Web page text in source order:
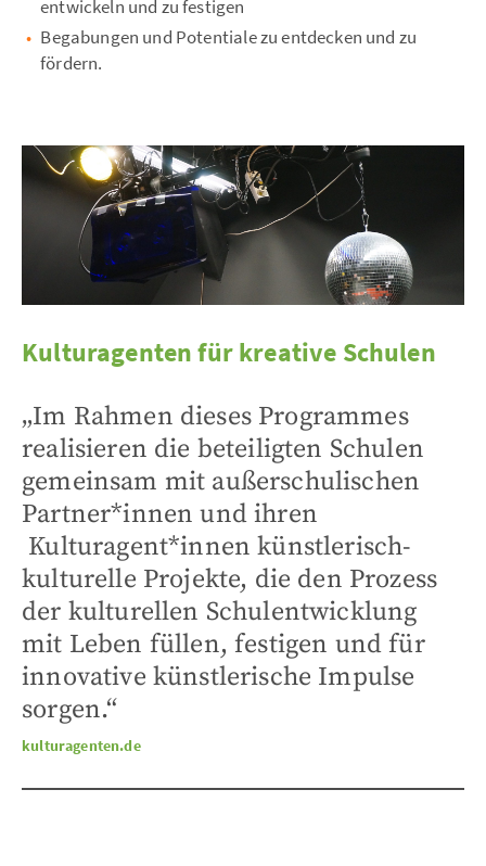
entwickeln und zu festigen
Begabungen und Potentiale zu entdecken und zu
fördern.
Kulturagenten für kreative Schulen
„Im Rahmen dieses Programmes
realisieren die beteiligten Schulen
gemeinsam mit außerschulischen
Partner*innen und ihren
Kulturagent*innen künstlerisch-
kulturelle Projekte, die den Prozess
der kulturellen Schulentwicklung
mit Leben füllen, festigen und für
innovative künstlerische Impulse
sorgen.“
kulturagenten.de